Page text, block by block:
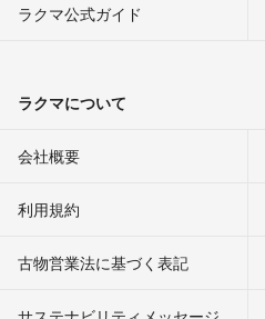
ラクマ公式ガイド
ラクマについて
会社概要
利用規約
古物営業法に基づく表記